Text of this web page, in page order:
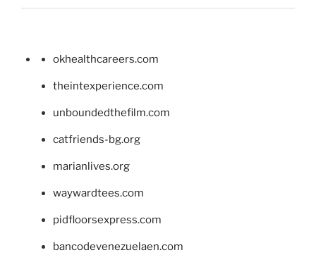
okhealthcareers.com
theintexperience.com
unboundedthefilm.com
catfriends-bg.org
marianlives.org
waywardtees.com
pidfloorsexpress.com
bancodevenezuelaen.com